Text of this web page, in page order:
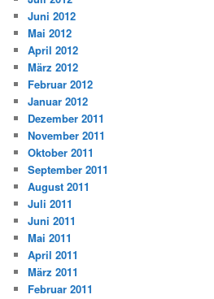
Juni 2012
Mai 2012
April 2012
März 2012
Februar 2012
Januar 2012
Dezember 2011
November 2011
Oktober 2011
September 2011
August 2011
Juli 2011
Juni 2011
Mai 2011
April 2011
März 2011
Februar 2011